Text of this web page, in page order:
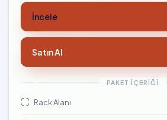
İncele
Satın Al
PAKET İÇERIĞI
Rack Alanı